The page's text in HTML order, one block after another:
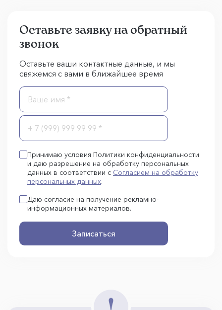
Оставьте заявку на обратный
звонок
Оставьте ваши контактные данные, и мы
свяжемся с вами в ближайшее время
Принимаю условия Политики конфиденциальности
и даю разрешение на обработку персональных
данных в соответствии с Согласием на обработку
персональных данных.
Даю согласие на получение рекламно-
информационных материалов.
Записаться